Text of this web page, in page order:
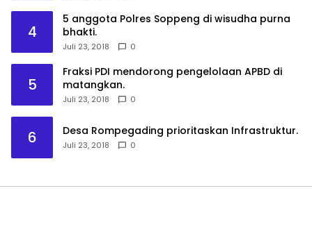
4
5 anggota Polres Soppeng di wisudha purna
bhakti.
Juli 23, 2018 0
5
Fraksi PDI mendorong pengelolaan APBD di
matangkan.
Juli 23, 2018 0
6 Desa Rompegading prioritaskan Infrastruktur.
Juli 23, 2018 0